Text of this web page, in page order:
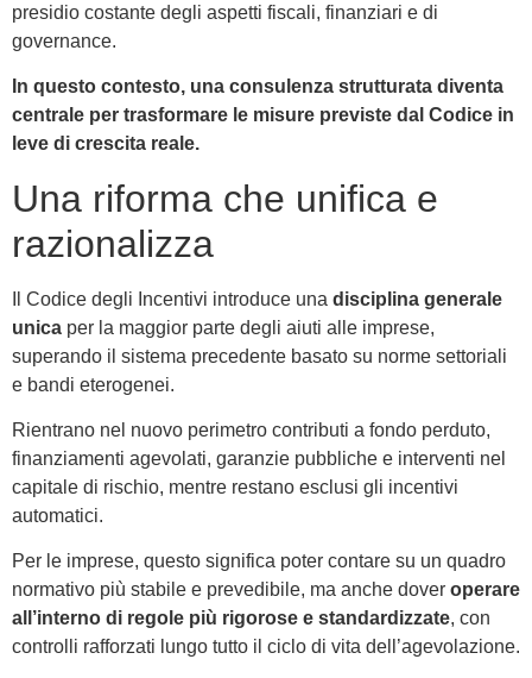
presidio costante degli aspetti fiscali, finanziari e di
governance.
In questo contesto, una consulenza strutturata diventa
centrale per trasformare le misure previste dal Codice in
leve di crescita reale.
Una riforma che unifica e
razionalizza
Il Codice degli Incentivi introduce una disciplina generale
unica per la maggior parte degli aiuti alle imprese,
superando il sistema precedente basato su norme settoriali
e bandi eterogenei.
Rientrano nel nuovo perimetro contributi a fondo perduto,
finanziamenti agevolati, garanzie pubbliche e interventi nel
capitale di rischio, mentre restano esclusi gli incentivi
automatici.
Per le imprese, questo significa poter contare su un quadro
normativo più stabile e prevedibile, ma anche dover operare
all’interno di regole più rigorose e standardizzate, con
controlli rafforzati lungo tutto il ciclo di vita dell’agevolazione.